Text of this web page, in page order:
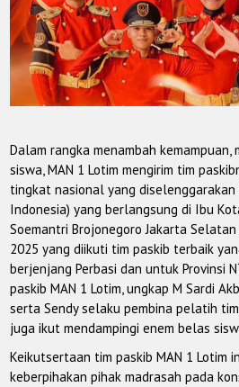
Dalam rangka menambah
siswa, MAN 1 Lotim mengirim tim
tingkat nasional yang diselenggarakan
Indonesia) yang berlangsung di Ibu
Soemantri Brojonegoro Jakarta
2025 yang diikuti tim paskib terbaik
berjenjang Perbasi dan untuk Provinsi
paskib MAN 1 Lotim, ungkap M Sardi
serta Sendy selaku pembina pelatih
juga ikut mendampingi enem belas
Keikutsertaan tim paskib MAN 1 Lotim
keberpihakan pihak madrasah pada